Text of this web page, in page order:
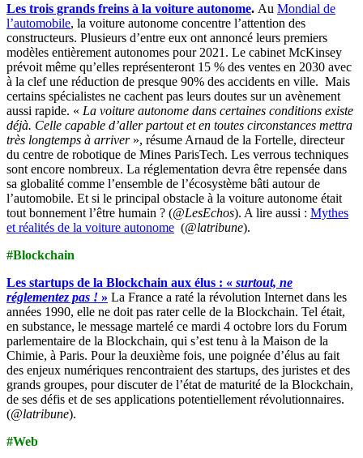
Les trois grands freins à la voiture autonome. Au Mondial de
l’automobile, la voiture autonome concentre l’attention des
constructeurs. Plusieurs d’entre eux ont annoncé leurs premiers
modèles entièrement autonomes pour 2021. Le cabinet McKinsey
prévoit même qu’elles représenteront 15 % des ventes en 2030 avec
à la clef une réduction de presque 90% des accidents en ville. Mais
certains spécialistes ne cachent pas leurs doutes sur un avènement
aussi rapide. « La voiture autonome dans certaines conditions existe
déjà. Celle capable d’aller partout et en toutes circonstances mettra
très longtemps à arriver», résume Arnaud de la Fortelle, directeur
du centre de robotique de Mines ParisTech. Les verrous techniques
sont encore nombreux. La réglementation devra être repensée dans
sa globalité comme l’ensemble de l’écosystème bâti autour de
l’automobile. Et si le principal obstacle à la voiture autonome était
tout bonnement l’être humain ? (@LesEchos). A lire aussi : Mythes
et réalités de la voiture autonome (@latribune).
#Blockchain
Les startups de la Blockchain aux élus : « surtout, ne
réglementez pas ! » La France a raté la révolution Internet dans les
années 1990, elle ne doit pas rater celle de la Blockchain. Tel était,
en substance, le message martelé ce mardi 4 octobre lors du Forum
parlementaire de la Blockchain, qui s’est tenu à la Maison de la
Chimie, à Paris. Pour la deuxième fois, une poignée d’élus au fait
des enjeux numériques rencontraient des startups, des juristes et des
grands groupes, pour discuter de l’état de maturité de la Blockchain,
de ses défis et de ses applications potentiellement révolutionnaires.
(@latribune).
#Web